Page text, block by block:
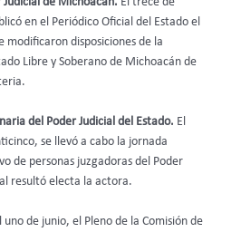
en el Periódico Oficial del Estado el
modificaron disposiciones de la
Libre y Soberano de Michoacán de
del Poder Judicial del Estado. El
se llevó a cabo la jornada
de personas juzgadoras del Poder
resultó electa la actora.
uno de junio, el Pleno de la Comisión de